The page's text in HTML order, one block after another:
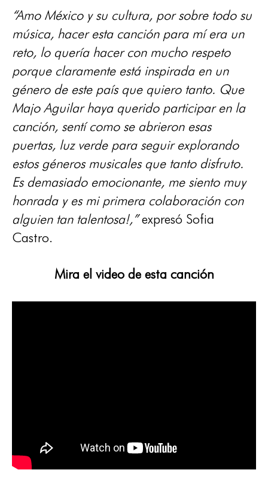
“Amo México y su cultura, por sobre todo su
música, hacer esta canción para mí era un
reto, lo quería hacer con mucho respeto
porque claramente está inspirada en un
género de este país que quiero tanto. Que
Majo Aguilar haya querido participar en la
canción, sentí como se abrieron esas
puertas, luz verde para seguir explorando
estos géneros musicales que tanto disfruto.
Es demasiado emocionante, me siento muy
honrada y es mi primera colaboración con
alguien tan talentosa!,”expresó Sofia
Castro.
Mira el video de esta canción